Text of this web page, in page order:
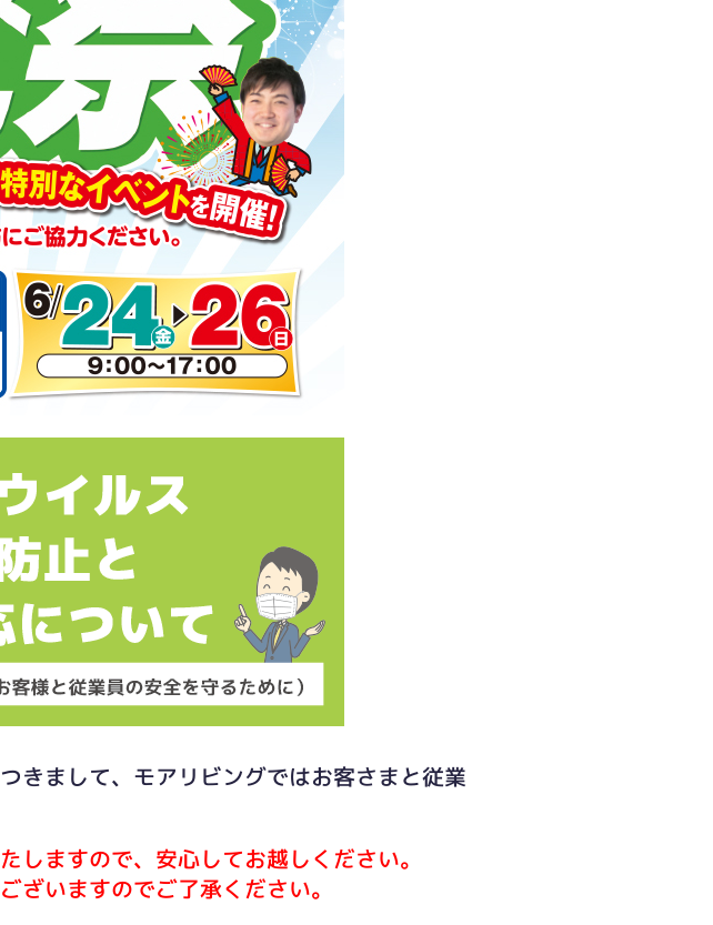
きまして、モアリビングではお客さまと従業
ますので、安心してお越しください。
いますのでご了承ください。